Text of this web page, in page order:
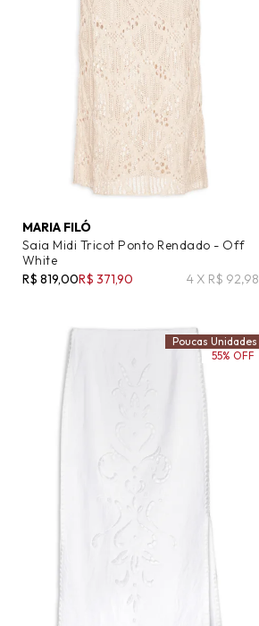
MARIA FILÓ
Saia Midi Tricot Ponto Rendado - Off
White
R$ 819,00R$ 371,90 4 X R$ 92,98
Poucas Unidades
55% OFF